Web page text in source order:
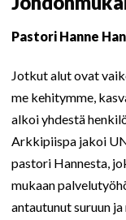
Pastori Hanne
Jotkut alut ovat
me kehitymme,
alkoi yhdestä
Arkkipiispa jakoi
pastori Hannesta,
mukaan
antautunut suruun